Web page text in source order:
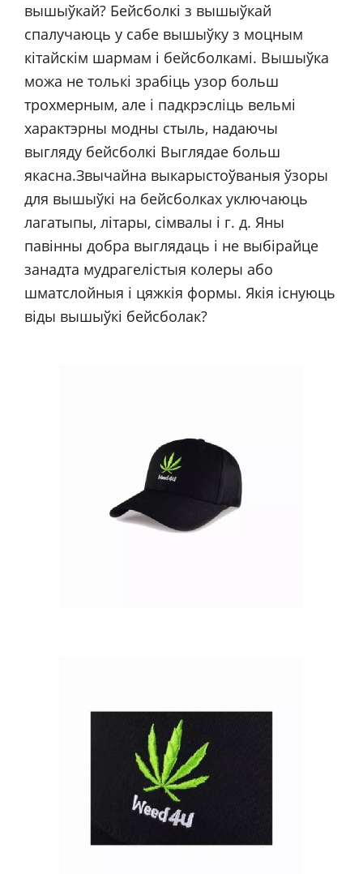
вышыўкай? Бейсболкі з вышыўкай
спалучаюць у сабе вышыўку з моцным
кітайскім шармам і бейсболкамі. Вышыўка
можа не толькі зрабіць узор больш
трохмерным, але і падкрэсліць вельмі
характэрны модны стыль, надаючы
выгляду бейсболкі Выглядае больш
якасна.Звычайна выкарыстоўваныя ўзоры
для вышыўкі на бейсболках уключаюць
лагатыпы, літары, сімвалы і г. д. Яны
павінны добра выглядаць і не выбірайце
занадта мудрагелістыя колеры або
шматслойныя і цяжкія формы. Якія існуюць
віды вышыўкі бейсболак?